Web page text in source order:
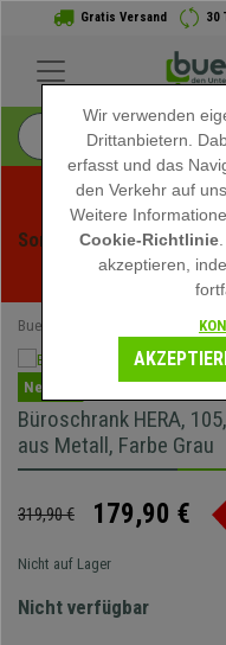
Gratis Versand 30
Sommerschlussverauf
für kurze
Buerostuhlpro
Neuheit
Büroschrank HERA,
aus Metall, Farbe Grau
319,90 € 179,90 €
Nicht auf Lager
Nicht verfügbar
Wir verwenden
Drittanbietern.
erfasst und das
den Verkehr auf
Weitere
Cookie-Richtlinie
akzeptieren,